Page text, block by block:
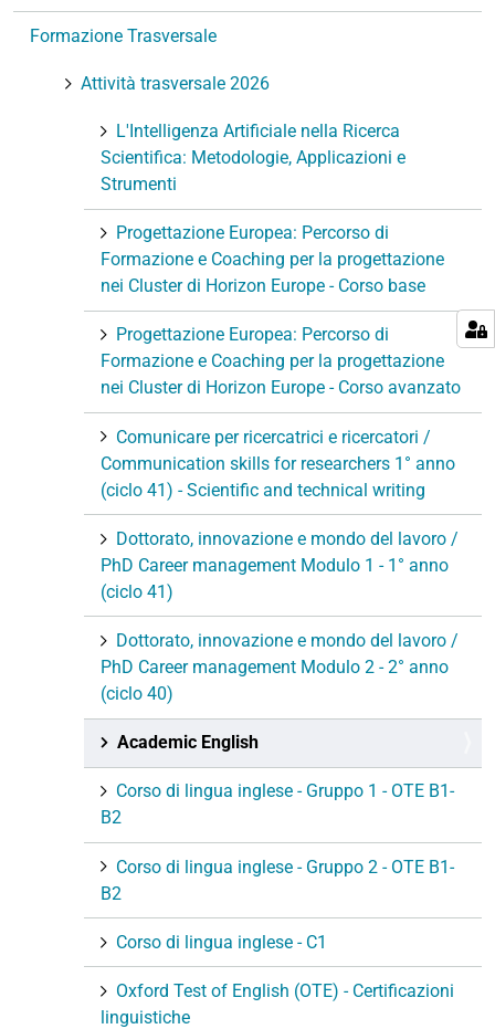
n
Formazione Trasversale
Attività trasversale 2026
L'Intelligenza Artificiale nella Ricerca
Scientifica: Metodologie, Applicazioni e
Strumenti
Progettazione Europea: Percorso di
Formazione e Coaching per la progettazione
nei Cluster di Horizon Europe - Corso base
Progettazione Europea: Percorso di
Formazione e Coaching per la progettazione
nei Cluster di Horizon Europe - Corso avanzato
Comunicare per ricercatrici e ricercatori /
Communication skills for researchers 1° anno
(ciclo 41) - Scientific and technical writing
Dottorato, innovazione e mondo del lavoro /
PhD Career management Modulo 1 - 1° anno
(ciclo 41)
Dottorato, innovazione e mondo del lavoro /
PhD Career management Modulo 2 - 2° anno
(ciclo 40)
Academic English
Corso di lingua inglese - Gruppo 1 - OTE B1-
B2
Corso di lingua inglese - Gruppo 2 - OTE B1-
B2
Corso di lingua inglese - C1
Oxford Test of English (OTE) - Certificazioni
linguistiche